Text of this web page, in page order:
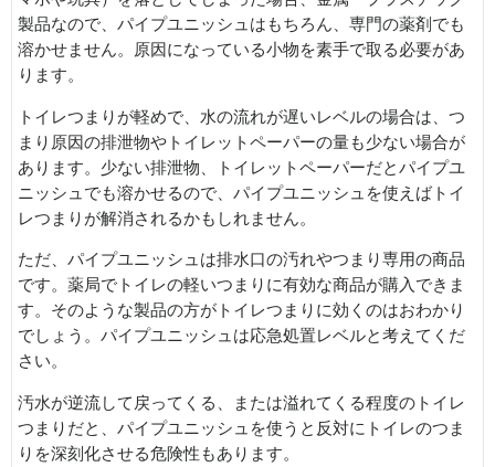
製品なので、パイプユニッシュはもちろん、専門の薬剤でも
溶かせません。原因になっている小物を素手で取る必要があ
ります。
トイレつまりが軽めで、水の流れが遅いレベルの場合は、つ
まり原因の排泄物やトイレットペーパーの量も少ない場合が
あります。少ない排泄物、トイレットペーパーだとパイプユ
ニッシュでも溶かせるので、パイプユニッシュを使えばトイ
レつまりが解消されるかもしれません。
ただ、パイプユニッシュは排水口の汚れやつまり専用の商品
です。薬局でトイレの軽いつまりに有効な商品が購入できま
す。そのような製品の方がトイレつまりに効くのはおわかり
でしょう。パイプユニッシュは応急処置レベルと考えてくだ
さい。
汚水が逆流して戻ってくる、または溢れてくる程度のトイレ
つまりだと、パイプユニッシュを使うと反対にトイレのつま
りを深刻化させる危険性もあります。